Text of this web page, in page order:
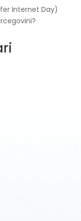
Internet Day)